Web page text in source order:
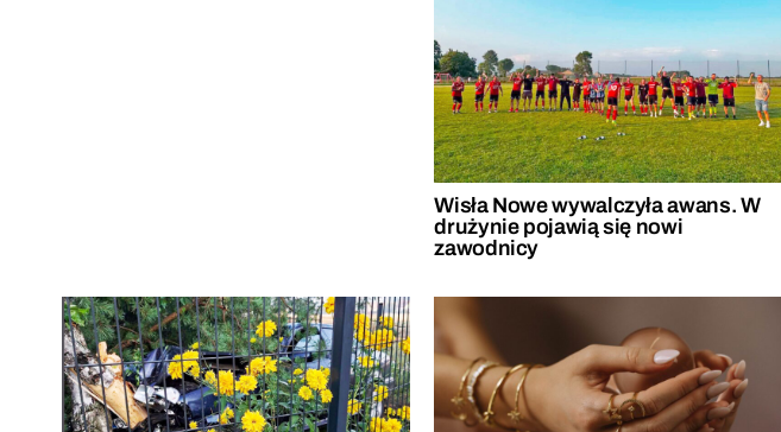
Wisła Nowe wywalczyła awans. W
drużynie pojawią się nowi
zawodnicy